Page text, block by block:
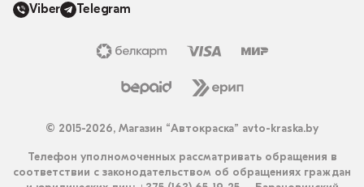
Viber Telegram
© 2015-2026, Магазин “Автокраска” avto-kraska.by
Телефон уполномоченных рассматривать обращения в
соответствии с законодательством об обращениях граждан